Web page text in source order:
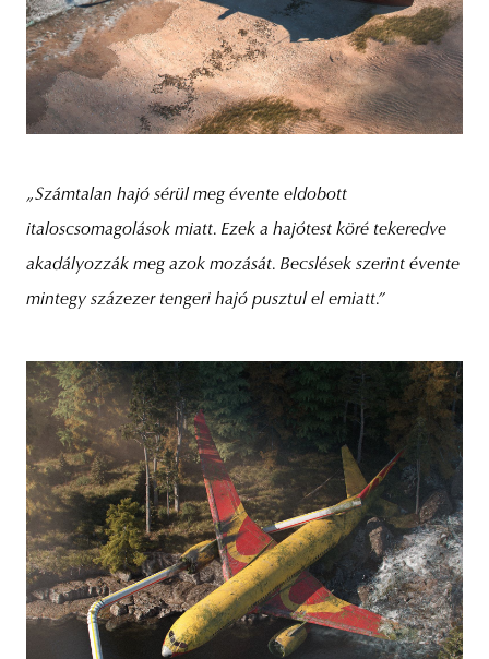
„Számtalan hajó sérül meg évente eldobott
italoscsomagolások miatt. Ezek a hajótest köré tekeredve
akadályozzák meg azok mozását. Becslések szerint évente
mintegy százezer tengeri hajó pusztul el emiatt.”